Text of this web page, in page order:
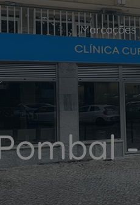
Marcações
-